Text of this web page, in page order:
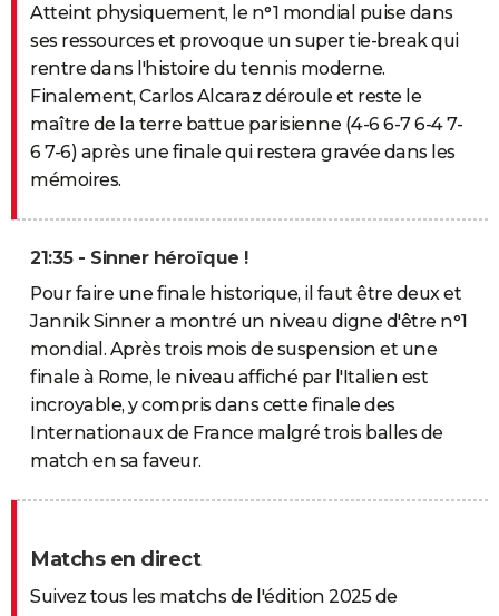
Atteint physiquement, le n°1 mondial puise dans
ses ressources et provoque un super tie-break qui
rentre dans l'histoire du tennis moderne.
Finalement, Carlos Alcaraz déroule et reste le
maître de la terre battue parisienne (4-6 6-7 6-4 7-
6 7-6) après une finale qui restera gravée dans les
mémoires.
21:35 - Sinner héroïque !
Pour faire une finale historique, il faut être deux et
Jannik Sinner a montré un niveau digne d'être n°1
mondial. Après trois mois de suspension et une
finale à Rome, le niveau affiché par l'Italien est
incroyable, y compris dans cette finale des
Internationaux de France malgré trois balles de
match en sa faveur.
Matchs en direct
Suivez tous les matchs de l'édition 2025 de